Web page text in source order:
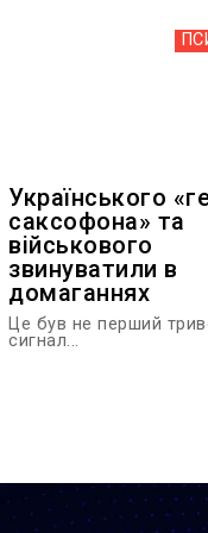
Українського
саксофона» та
військового
звинуватили в
домаганнях
Це був не перший
сигнал...